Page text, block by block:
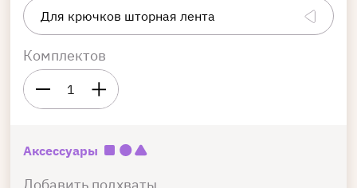
Комплектов
1
Аксессуары
Добавить подхваты